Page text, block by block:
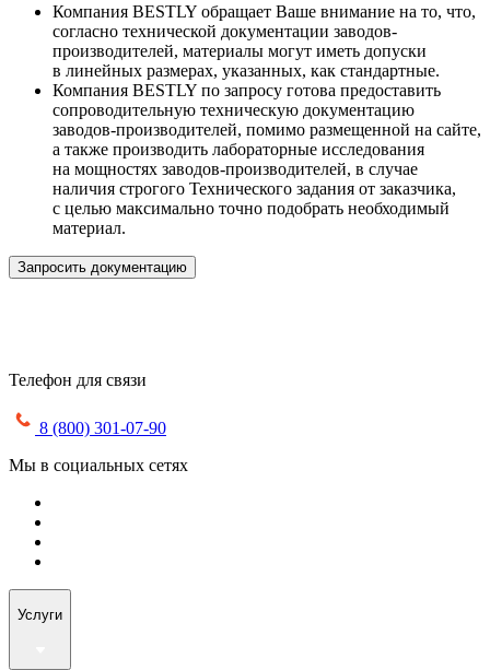
Компания BESTLY обращает Ваше внимание на то, что,
согласно технической документации заводов-
производителей, материалы могут иметь допуски
в линейных размерах, указанных, как стандартные.
Компания BESTLY по запросу готова предоставить
сопроводительную техническую документацию
заводов-производителей, помимо размещенной на сайте,
а также производить лабораторные исследования
на мощностях заводов-производителей, в случае
наличия строгого Технического задания от заказчика,
с целью максимально точно подобрать необходимый
материал.
Запросить документацию
Телефон для связи
8 (800) 301-07-90
Мы в социальных сетях
Услуги